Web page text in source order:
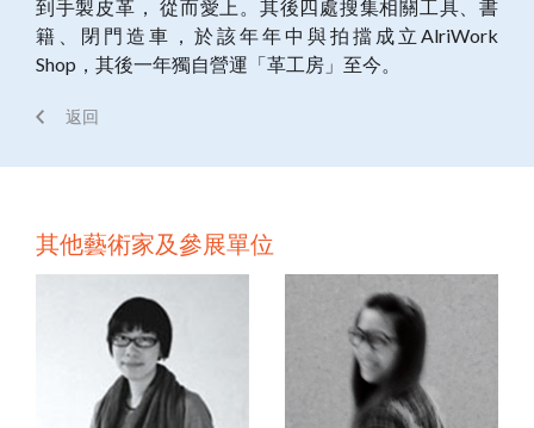
到手製皮革， 從而愛上。其後四處搜集相關工具、書
籍、閉門造車，於該年年中與拍擋成立AlriWork
Shop，其後一年獨自營運「革工房」至今。
返回
其他藝術家及參展單位